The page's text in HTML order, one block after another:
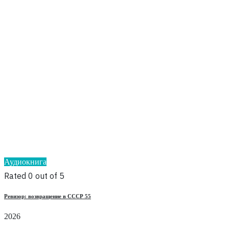
Аудиокнига
Rated 0 out of 5
Ревизор: возвращение в СССР 55
2026